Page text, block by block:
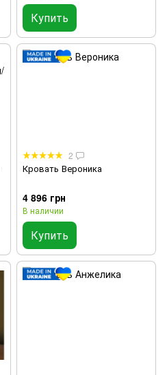
Купить
2
Кровать Вероника
4 896 грн
В наличии
Купить